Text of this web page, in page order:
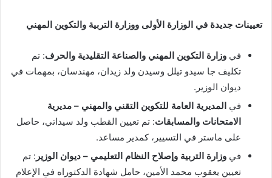
تعيينات جديدة في الوزارة الأولى ووزارة التربية والتكوين المهني
في وزارة التكوين المهني والصناعة التقليدية والحرف: تم
تكليف جا سيدو تيلل وسيدن ولد زيدان، مهندسان، بمهمات في
ديوان الوزير.
في المديرية العامة للتكوين التقني والمهني – مديرية
الامتحانات والمسابقات: تم تعيين القطب ولد سيداتي، حاصل
على ماستر في التسيير، كمدير مساعد.
في وزارة التربية وإصلاح النظام التعليمي – ديوان الوزير : تم
تعيين يعقوب محمد الأمين، حامل شهادة الدكتوراه في الإعلام